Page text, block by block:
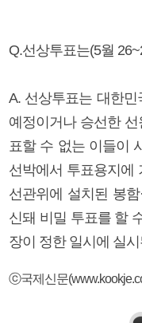
Q.선상투표는(5월
A. 선상투표는 대한
예정이거나 승선한
표할 수 없는 이들이
선박에서 투표용지에
선관위에 설치된 봉함
신돼 비밀 투표를 할
장이 정한 일시에 실
ⓒ국제신문